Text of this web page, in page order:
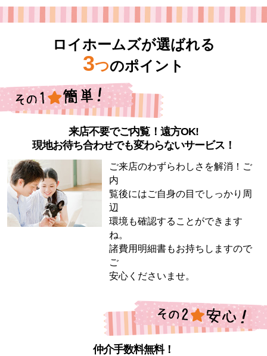
ロイホームズが選ばれる
3つのポイント
来店不要でご内覧！遠方OK!
現地お待ち合わせでも変わらないサービス！
ご来店のわずらわしさを解消！ご
内
覧後にはご自身の目でしっかり周
辺
環境も確認することができます
ね。
諸費用明細書もお持ちしますので
ご
安心くださいませ。
仲介手数料無料！